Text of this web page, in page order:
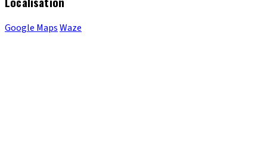
Google MapsWaze